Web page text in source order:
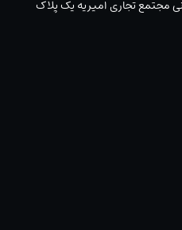
مجتمع تجاری امیریه یک پلاک